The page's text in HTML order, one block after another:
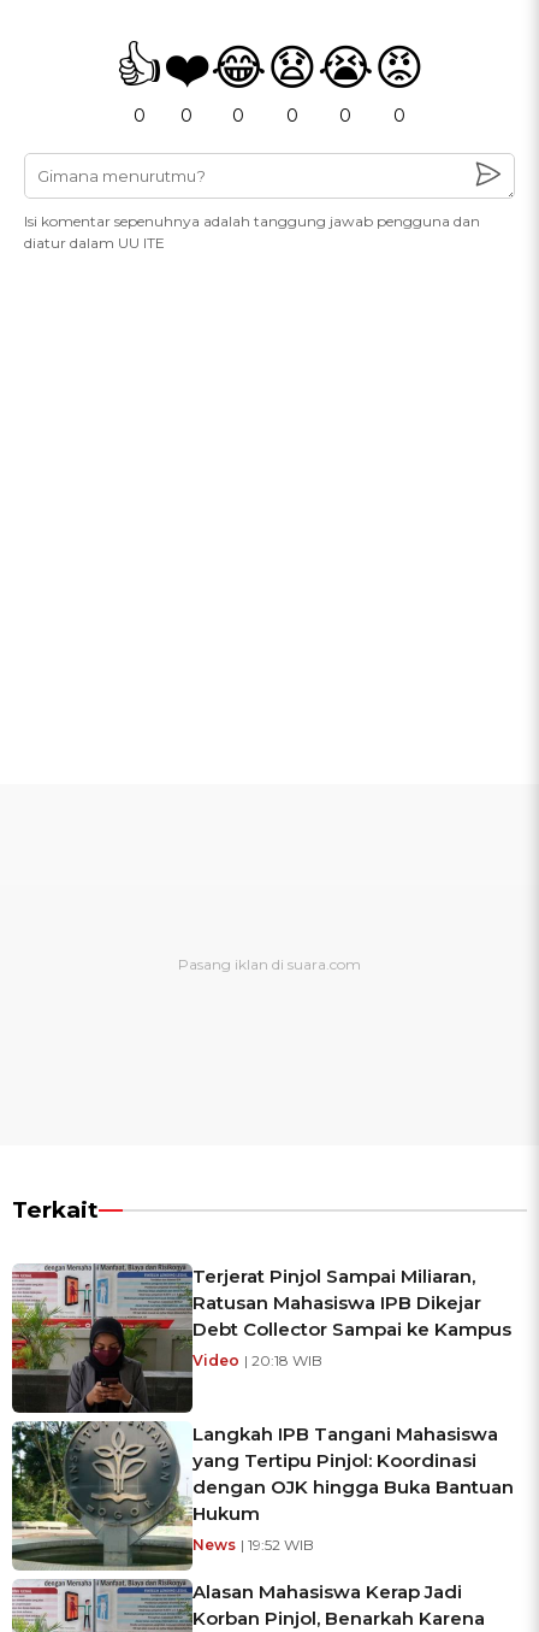
👍
0
❤️
0
😂
0
😧
0
😭
0
😡
0
Isi komentar sepenuhnya adalah tanggung jawab pengguna dan
diatur dalam UU ITE
Terkait
Terjerat Pinjol Sampai Miliaran,
Ratusan Mahasiswa IPB Dikejar
Debt Collector Sampai ke Kampus
Video | 20:18 WIB
Langkah IPB Tangani Mahasiswa
yang Tertipu Pinjol: Koordinasi
dengan OJK hingga Buka Bantuan
Hukum
News | 19:52 WIB
Alasan Mahasiswa Kerap Jadi
Korban Pinjol, Benarkah Karena